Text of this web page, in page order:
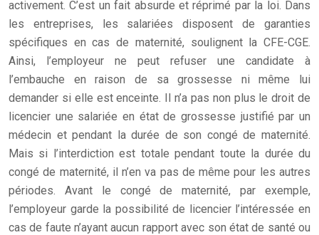
activement. C’est un fait absurde et réprimé par la loi. Dans
les entreprises, les salariées disposent de garanties
spécifiques en cas de maternité, soulignent la CFE-CGE.
Ainsi, l’employeur ne peut refuser une candidate à
l’embauche en raison de sa grossesse ni même lui
demander si elle est enceinte. Il n’a pas non plus le droit de
licencier une salariée en état de grossesse justifié par un
médecin et pendant la durée de son congé de maternité.
Mais si l’interdiction est totale pendant toute la durée du
congé de maternité, il n’en va pas de même pour les autres
périodes. Avant le congé de maternité, par exemple,
l’employeur garde la possibilité de licencier l’intéressée en
cas de faute n’ayant aucun rapport avec son état de santé ou